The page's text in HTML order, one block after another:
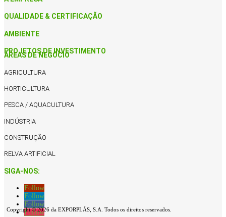
QUALIDADE & CERTIFICAÇÃO
AMBIENTE
PROJETOS DE INVESTIMENTO
ÁREAS DE NEGÓCIO
AGRICULTURA
HORTICULTURA
PESCA / AQUACULTURA
INDÚSTRIA
CONSTRUÇÃO
RELVA ARTIFICIAL
SIGA-NOS:
Follow
Follow
Follow
Follow
Copyright © 2026 da EXPORPLÁS, S.A. Todos os direitos reservados.